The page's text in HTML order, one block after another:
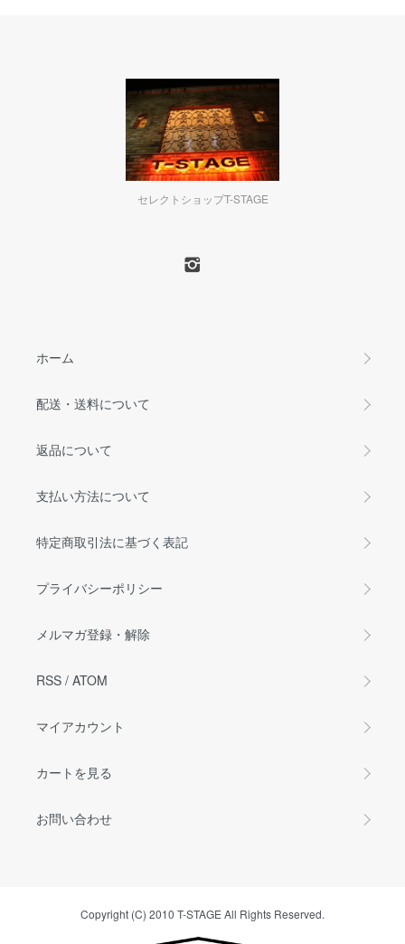
セレクトショップT-STAGE
ホーム
配送・送料について
返品について
支払い方法について
特定商取引法に基づく表記
プライバシーポリシー
メルマガ登録・解除
RSS / ATOM
マイアカウント
カートを見る
お問い合わせ
Copyright (C) 2010 T-STAGE All Rights Reserved.